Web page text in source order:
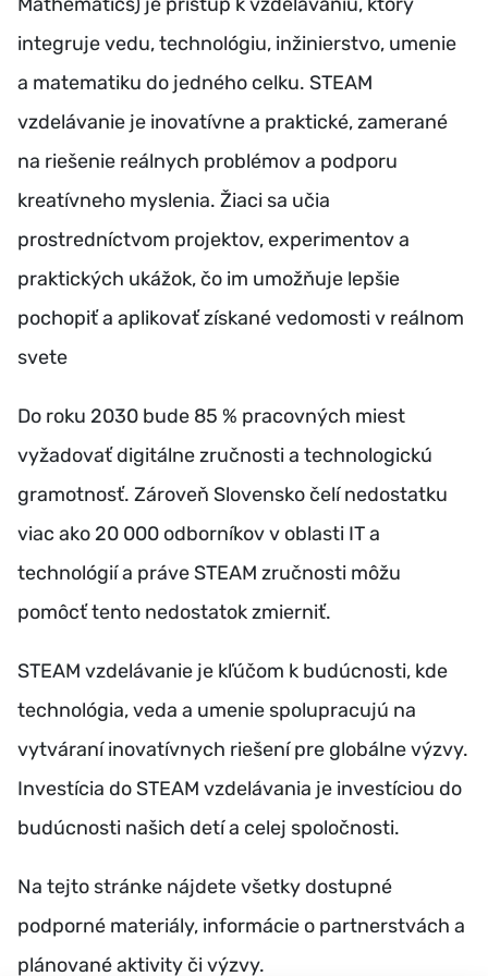
integruje vedu, technológiu, inžinierstvo, umenie
a matematiku do jedného celku. STEAM
vzdelávanie je inovatívne a praktické, zamerané
na riešenie reálnych problémov a podporu
kreatívneho myslenia. Žiaci sa učia
prostredníctvom projektov, experimentov a
praktických ukážok, čo im umožňuje lepšie
pochopiť a aplikovať získané vedomosti v reálnom
svete
Do roku 2030 bude 85 % pracovných miest
vyžadovať digitálne zručnosti a technologickú
gramotnosť. Zároveň Slovensko čelí nedostatku
viac ako 20 000 odborníkov v oblasti IT a
technológií a práve STEAM zručnosti môžu
pomôcť tento nedostatok zmierniť.
STEAM vzdelávanie je kľúčom k budúcnosti, kde
technológia, veda a umenie spolupracujú na
vytváraní inovatívnych riešení pre globálne výzvy.
Investícia do STEAM vzdelávania je investíciou do
budúcnosti našich detí a celej spoločnosti.
Na tejto stránke nájdete všetky dostupné
podporné materiály, informácie o partnerstvách a
plánované aktivity či výzvy.